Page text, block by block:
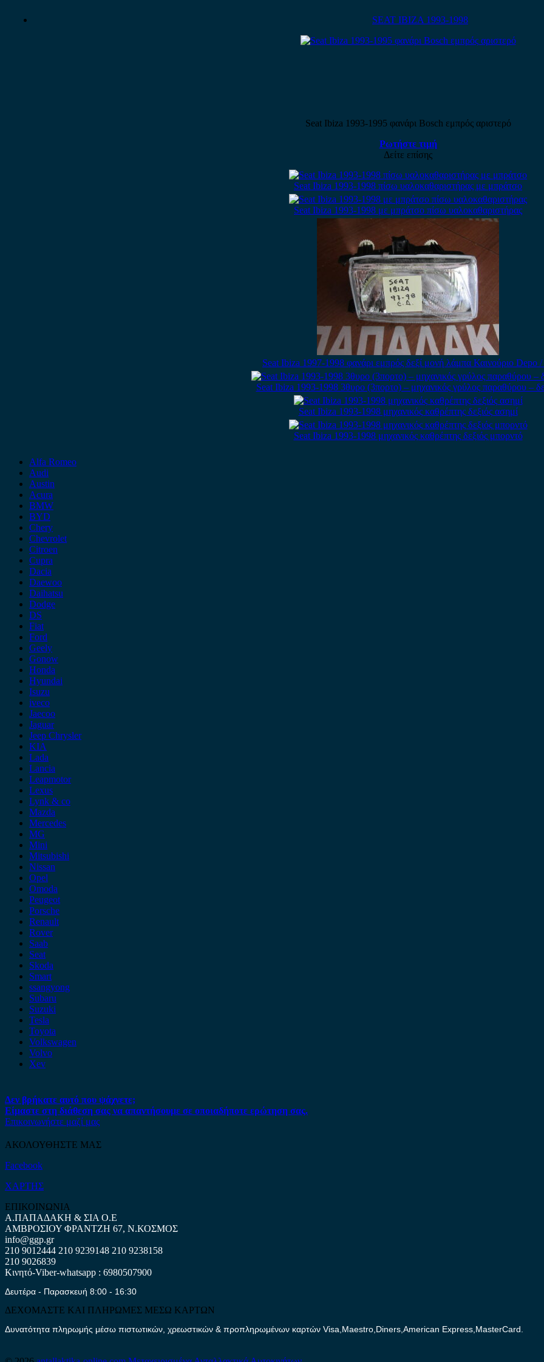
SEAT IBIZA 1993-1998
Seat Ibiza 1993-1995 φανάρι Bosch εμπρός αριστερό
Ρωτήστε τιμή
Δείτε επίσης
Seat Ibiza 1993-1998 πίσω υαλοκαθαριστήρας με μπράτσο
Seat Ibiza 1993-1998 με μπράτσο πίσω υαλοκαθαριστήρας
Seat Ibiza 1997-1998 φανάρι εμπρός δεξί μονή λάμπα Καινούριο Depo /
Seat Ibiza 1993-1998 3θυρο (3πορτο) – μηχανικός γρύλος παραθύρου –
Seat Ibiza 1993-1998 μηχανικός καθρέπτης δεξιός ασημί
Seat Ibiza 1993-1998 μηχανικός καθρέπτης δεξιός μπορντό
Alfa Romeo
Audi
Austin
Acura
BMW
BYD
Chery
Chevrolet
Citroen
Cupra
Dacia
Daewoo
Daihatsu
Dodge
DS
Fiat
Ford
Geely
Gonow
Honda
Hyundai
Isuzu
iveco
Jaecoo
Jaguar
Jeep Chrysler
KIA
Lada
Lancia
Leapmotor
Lexus
Lynk & co
Mazda
Mercedes
MG
Mini
Mitsubishi
Nissan
Opel
Omoda
Peugeot
Porsche
Renault
Rover
Saab
Seat
Skoda
Smart
ssangyong
Subaru
Suzuki
Tesla
Toyota
Volkswagen
Volvo
Xev
Δεν βρήκατε αυτό που ψάχνετε;
Είμαστε στη διάθεση σας να απαντήσουμε σε οποιαδήποτε ερώτηση σας.
Επικοινωνήστε μαζί μας
ΑΚΟΛΟΥΘΗΣΤΕ ΜΑΣ
Facebook
ΧΑΡΤΗΣ
ΕΠΙΚΟΙΝΩΝΙΑ
Α.ΠΑΠΑΔΑΚΗ & ΣΙΑ Ο.Ε
ΑΜΒΡΟΣΙΟΥ ΦΡΑΝΤΖΗ 67, Ν.ΚΟΣΜΟΣ
info@ggp.gr
210 9012444 210 9239148 210 9238158
210 9026839
Κινητό-Viber-whatsapp : 6980507900
Δευτέρα - Παρασκευή 8:00 - 16:30
ΔΕΧΟΜΑΣΤΕ ΚΑΙ ΠΛΗΡΩΜΕΣ ΜΕΣΩ ΚΑΡΤΩΝ
Δυνατότητα πληρωμής μέσω πιστωτικών, χρεωστικών & προπληρωμένων καρτών Visa,Maestro,Diners,American Express,MasterCard.